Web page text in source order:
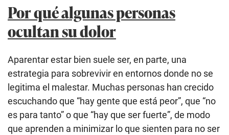
Por qué algunas personas
ocultan su dolor
Aparentar estar bien suele ser, en parte, una
estrategia para sobrevivir en entornos donde no se
legitima el malestar. Muchas personas han crecido
escuchando que “hay gente que está peor”, que “no
es para tanto” o que “hay que ser fuerte”, de modo
que aprenden a minimizar lo que sienten para no ser